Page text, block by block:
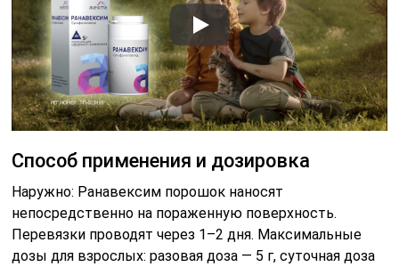
Способ применения и дозировка
Наружно: Ранавексим порошок наносят
непосредственно на пораженную поверхность.
Перевязки проводят через 1–2 дня. Максимальные
дозы для взрослых: разовая доза — 5 г, суточная доза